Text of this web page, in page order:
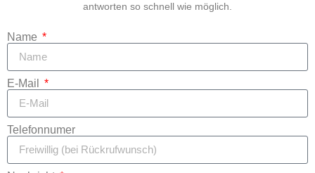
antworten so schnell wie möglich.
Name
E-Mail
Telefonnumer